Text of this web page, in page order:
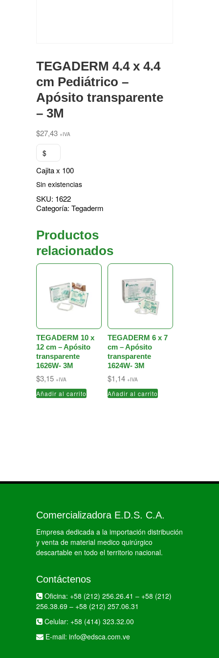
TEGADERM 4.4 x 4.4
cm Pediátrico –
Apósito transparente
– 3M
$27,43 +IVA
$
Cajita x 100
Sin existencias
SKU: 1622
Categoría: Tegaderm
Productos
relacionados
TEGADERM 10 x
12 cm – Apósito
transparente
1626W- 3M
$3,15 +IVA
Añadir al carrito
TEGADERM 6 x 7
cm – Apósito
transparente
1624W- 3M
$1,14 +IVA
Añadir al carrito
Comercializadora E.D.S. C.A.
Empresa dedicada a la importación distribución
y venta de material medico quirúrgico
descartable en todo el territorio nacional.
Contáctenos
Oficina: +58 (212) 256.26.41 – +58 (212)
256.38.69 – +58 (212) 257.06.31
Celular: +58 (414) 323.32.00
E-mail: info@edsca.com.ve